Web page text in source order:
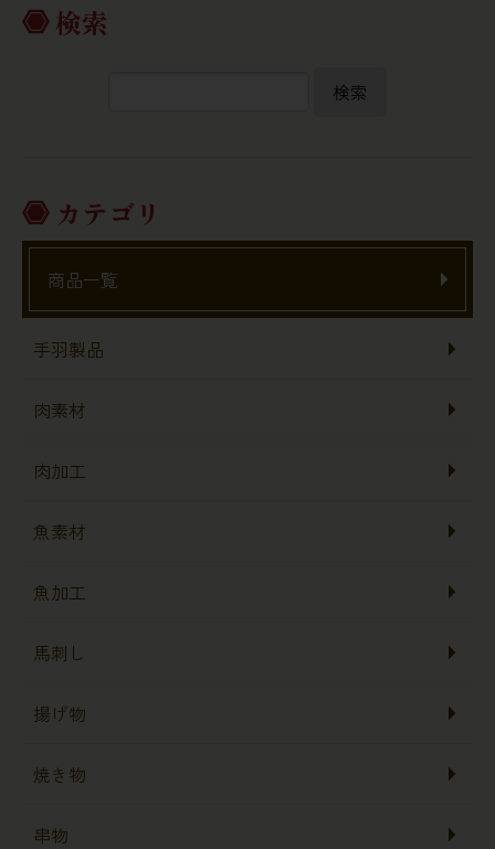
検索
検索
カテゴリ
商品一覧
手羽製品
肉素材
肉加工
魚素材
魚加工
馬刺し
揚げ物
焼き物
串物